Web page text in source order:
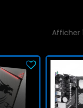
Afficher